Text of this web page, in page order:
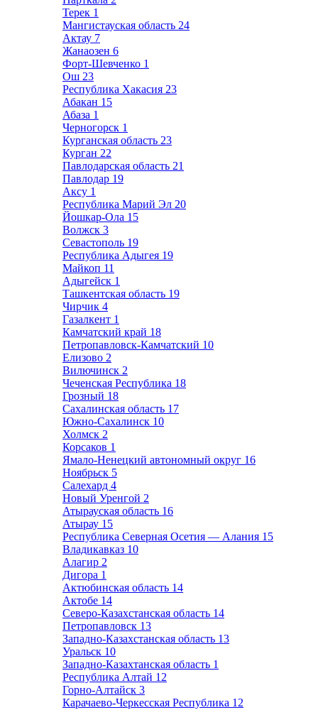
Терек 1
Мангистауская область 24
Актау 7
Жанаозен 6
Форт-Шевченко 1
Ош 23
Республика Хакасия 23
Абакан 15
Абаза 1
Черногорск 1
Курганская область 23
Курган 22
Павлодарская область 21
Павлодар 19
Аксу 1
Республика Марий Эл 20
Йошкар-Ола 15
Волжск 3
Севастополь 19
Республика Адыгея 19
Майкоп 11
Адыгейск 1
Ташкентская область 19
Чирчик 4
Газалкент 1
Камчатский край 18
Петропавловск-Камчатский 10
Елизово 2
Вилючинск 2
Чеченская Республика 18
Грозный 18
Сахалинская область 17
Южно-Сахалинск 10
Холмск 2
Корсаков 1
Ямало-Ненецкий автономный округ 16
Ноябрьск 5
Салехард 4
Новый Уренгой 2
Атырауская область 16
Атырау 15
Республика Северная Осетия — Алания 15
Владикавказ 10
Алагир 2
Дигора 1
Актюбинская область 14
Актобе 14
Северо-Казахстанская область 14
Петропавловск 13
Западно-Казахстанская область 13
Уральск 10
Западно-Казахтанская область 1
Республика Алтай 12
Горно-Алтайск 3
Карачаево-Черкесская Республика 12